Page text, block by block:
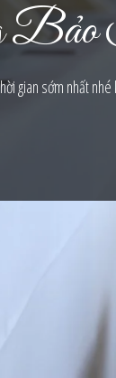
Bảo
gian sớm nhất